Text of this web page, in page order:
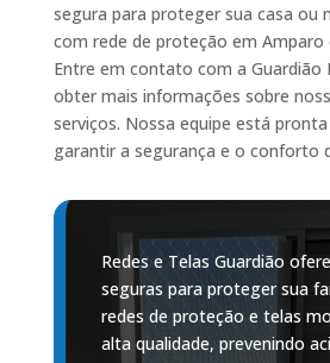
segura para proteger sua casa ou
com rede de proteção em Amparo
Entre em contato com a Guardião
obter mais informações sobre
serviços. Nossa equipe está
garantir a segurança e o conforto
Redes e Telas Guardião
seguras para proteger sua
redes de proteção e telas
alta qualidade, prevenindo